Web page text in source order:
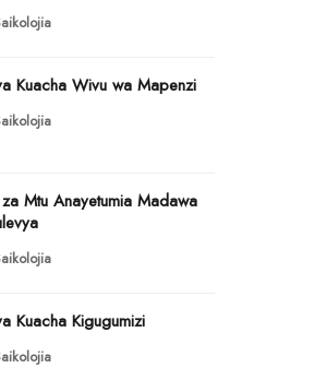
Kuacha Wivu wa Mapenzi
Mtu Anayetumia Madawa
Kuacha Kigugumizi